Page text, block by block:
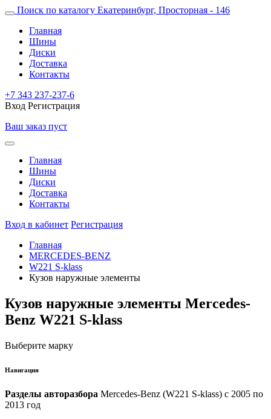
Поиск по каталогу Екатеринбург, Просторная - 146
Главная
Шины
Диски
Доставка
Контакты
+7 343 237-237-6
Вход Регистрация
Ваш заказ пуст
Главная
Шины
Диски
Доставка
Контакты
Вход в кабинет Регистрация
Главная
MERCEDES-BENZ
W221 S-klass
Кузов наружные элементы
Кузов наружные элементы Mercedes-
Benz W221 S-klass
Выберите марку
Навигация
Разделы авторазбора Mercedes-Benz (W221 S-klass) с 2005 по
2013 год